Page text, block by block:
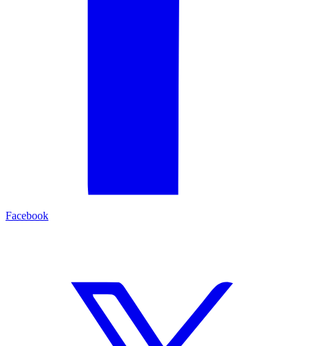
Facebook